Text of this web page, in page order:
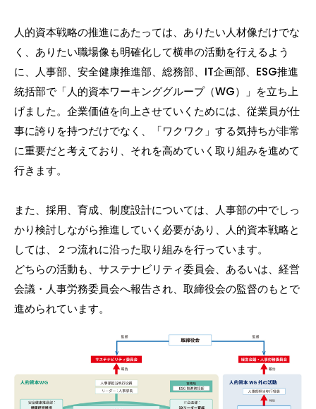
人的資本戦略の推進にあたっては、ありたい人材像だけでな
く、ありたい職場像も明確化して横串の活動を行えるよう
に、人事部、安全健康推進部、総務部、IT企画部、ESG推進
統括部で「人的資本ワーキンググループ（WG）」を立ち上
げました。企業価値を向上させていくためには、従業員が仕
事に誇りを持つだけでなく、「ワクワク」する気持ちが非常
に重要だと考えており、それを高めていく取り組みを進めて
行きます。
また、採用、育成、制度設計については、人事部の中でしっ
かり検討しながら推進していく必要があり、人的資本戦略と
しては、２つ流れに沿った取り組みを行っています。
どちらの活動も、サステナビリティ委員会、あるいは、経営
会議・人事労務委員会へ報告され、取締役会の監督のもとで
進められています。